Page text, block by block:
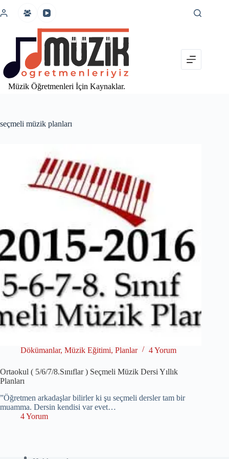
atla
Müzik Öğretmenleri İçin Kaynaklar.
seçmeli müzik planları
Dökümanlar, Müzik Eğitimi, Planlar 4 Yorum
Ortaokul ( 5/6/7/8.Sınıflar ) Seçmeli Müzik Dersi Yıllık
Planları
”Öğretmen arkadaşlar bilirler ki şu seçmeli dersler tam bir
muamma. Dersin kendisi var evet…
4 Yorum